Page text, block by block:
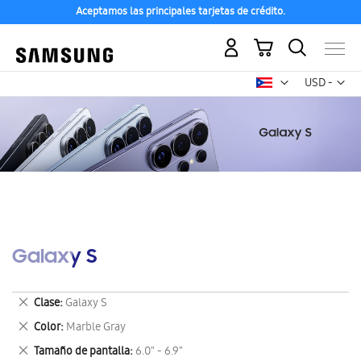
Aceptamos las principales tarjetas de crédito.
USD -
dólar
Mi carrito
Galaxy S
Clase Galaxy S
Eliminar
este
artículo
Color Marble Gray
Eliminar
este
Tamaño de pantalla 6.0" - 6.9"
Eliminar